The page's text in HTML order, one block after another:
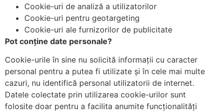
Cookie-uri de analiză a utilizatorilor
Cookie-uri pentru geotargeting
Cookie-uri ale furnizorilor de publicitate
Pot conține date personale?
Cookie-urile în sine nu solicită informații cu caracter
personal pentru a putea fi utilizate și în cele mai multe
cazuri, nu identifică personal utilizatorii de internet.
Datele colectate prin utilizarea cookie-urilor sunt
folosite doar pentru a facilita anumite funcționalități